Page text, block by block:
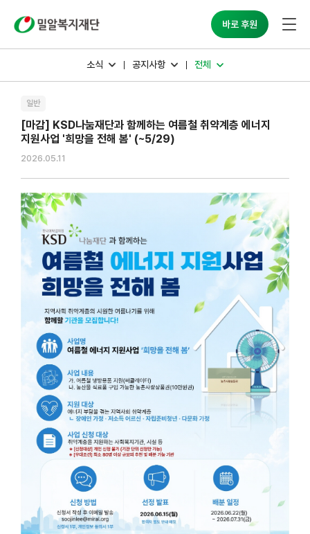
바로 후원
소식 공지사항 전체
일반
[마감] KSD나눔재단과 함께하는 여름철 취약계층 에너지
지원사업 '희망을 전해 봄' (~5/29)
2026.05.11